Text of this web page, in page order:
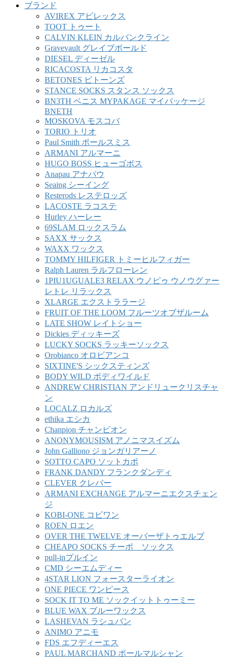
ブランド
AVIREX アビレックス
TOOT トゥート
CALVIN KLEIN カルバンクライン
Gravevault グレイブボールド
DIESEL ディーゼル
RICACOSTA リカコスタ
BETONES ビトーンズ
STANCE SOCKS スタンス ソックス
BN3TH ベニス MYPAKAGE マイパッケージ
BNETH
MOSKOVA モスコバ
TORIO トリオ
Paul Smith ポールスミス
ARMANI アルマーニ
HUGO BOSS ヒューゴボス
Anapau アナパウ
Seaing シーイング
Resterods レステロッズ
LACOSTE ラコステ
Hurley ハーレー
69SLAM ロックスラム
SAXX サックス
WAXX ワックス
TOMMY HILFIGER トミーヒルフィガー
Ralph Lauren ラルフローレン
1PIU1UGUALE3 RELAX ウノピゥ ウノウグァー
レトレ リラックス
XLARGE エクストララージ
FRUIT OF THE LOOM フルーツオブザルーム
LATE SHOW レイトショー
Dickies ディッキーズ
LUCKY SOCKS ラッキーソックス
Orobianco オロビアンコ
SIXTINE'S シックスティンズ
BODY WILD ボディワイルド
ANDREW CHRISTIAN アンドリュークリスチャ
ン
LOCALZ ロカルズ
ethika エシカ
Chanpion チャンピオン
ANONYMOUSISM アノニマスイズム
John Galliono ジョンガリアーノ
SOTTO CAPO ソットカポ
FRANK DANDY フランクダンディ
CLEVER クレバー
ARMANI EXCHANGE アルマーニエクスチェン
ジ
KOBI-ONE コビワン
ROEN ロエン
OVER THE TWELVE オーバーザトゥエルブ
CHEAPO SOCKS チーポ ソックス
pull-inプルイン
CMD シーエムディー
4STAR LION フォースターライオン
ONE PIECE ワンピース
SOCK IT TO ME ソックイットトゥーミー
BLUE WAX ブルーワックス
LASHEVAN ラシュバン
ANIMO アニモ
FDS エフディーエス
PAUL MARCHAND ポールマルシャン